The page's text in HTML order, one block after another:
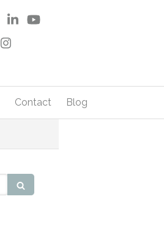
Contact Blog